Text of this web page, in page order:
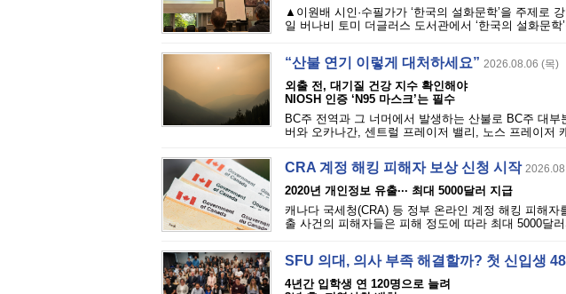
▲이원배 시인·수필가가 ‘한국의 설화문학’을 주제로
일 버나비 토미 더글러스 도서관에서 ‘한국의 설화문학
“산불 연기 이렇게 대처하세요” 2026.08.06 (목)
외출 전, 대기질 건강 지수 확인해야
NIOSH 인증 ‘N95 마스크’는 필수
BC주 전역과 그 너머에서 발생하는 산불로 BC주 대
버와 오카나간, 센트럴 프레이저 밸리, 노스 프레이저
CRA 계정 해킹 피해자 보상 신청 시작
2020년 개인정보 유출··· 최대 5000달러 지급
캐나다 국세청(CRA) 등 정부 온라인 계정 해킹 피해
출 사건의 피해자들은 피해 정도에 따라 최대 5000달
SFU 의대, 의사 부족 해결할까? 첫 신입생 48
4년간 입학생 연 120명으로 늘려